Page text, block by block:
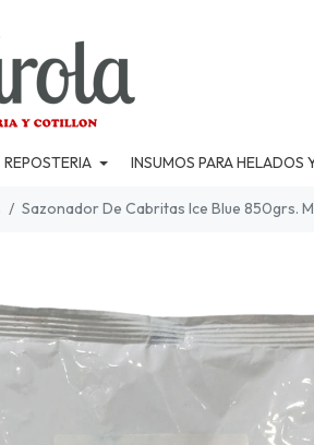
REPOSTERIA INSUMOS PARA HELADOS
Sazonador De Cabritas Ice Blue 850grs.